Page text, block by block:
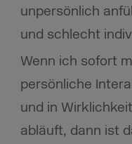
unpersönlich
und schlecht
Wenn ich sofort
persönliche
und in
abläuft, dann ist